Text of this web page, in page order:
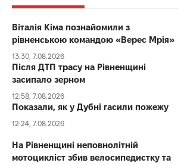
Віталія Кіма познайомили з
рівненською командою «Верес Мрія»
13:30, 7.08.2026
Після ДТП трасу на Рівненщині
засипало зерном
12:58, 7.08.2026
Показали, як у Дубні гасили пожежу
12:24, 7.08.2026
На Рівненщині неповнолітній
мотоцикліст збив велосипедистку та